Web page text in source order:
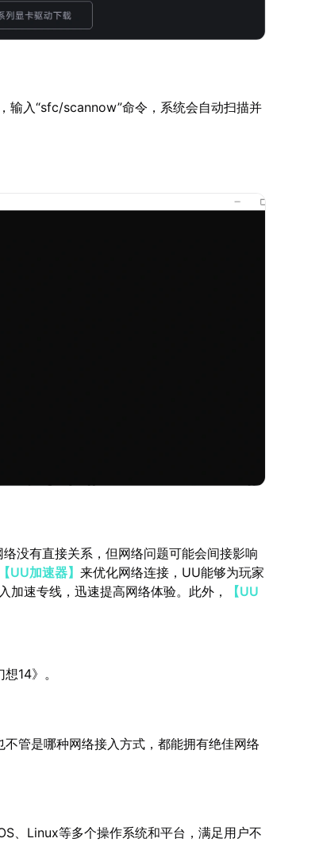
输入“sfc/scannow”命令，系统会自动扫描并
没有直接关系，但网络问题可能会间接影响
【UU加速器】来优化网络连接，UU能够为玩家
加速专线，迅速提高网络体验。此外，
【UU
14》。
管是哪种网络接入方式，都能拥有绝佳网络
、Linux等多个操作系统和平台，满足用户不